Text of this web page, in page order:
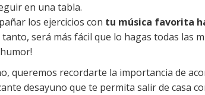
en una tabla.
los ejercicios con tu música favorita
será más fácil que lo hagas todas las
queremos recordarte la importancia de
desayuno que te permita salir de casa